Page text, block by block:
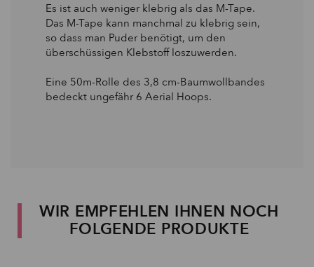
Es ist auch weniger klebrig als das M-Tape.
Das M-Tape kann manchmal zu klebrig sein,
so dass man Puder benötigt, um den
überschüssigen Klebstoff loszuwerden.
Eine 50m-Rolle des 3,8 cm-Baumwollbandes
bedeckt ungefähr 6 Aerial Hoops.
WIR EMPFEHLEN IHNEN NOCH
FOLGENDE PRODUKTE